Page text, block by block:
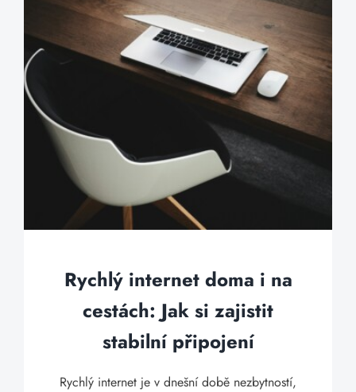
Rychlý internet doma i na
cestách: Jak si zajistit
stabilní připojení
Rychlý internet je v dnešní době nezbytností,